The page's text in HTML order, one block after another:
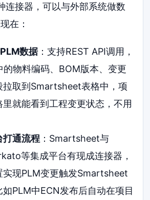
连接器，可以与外部系统做数
在：
数据：支持REST API调用，
的物料编码、BOM版本、变更
拉取到Smartsheet表格中，项
里就能看到工程变更状态，不用
打通流程：Smartsheet与
等集成平台有现成连接器，
实现PLM变更触发Smartsheet
PLM中ECN发布后自动在项目